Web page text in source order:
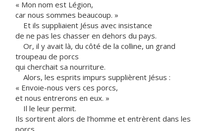
« Mon nom est Légion,
car nous sommes beaucoup. »
Et ils suppliaient Jésus avec insistance
de ne pas les chasser en dehors du pays.
Or, il y avait là, du côté de la colline, un grand
troupeau de porcs
qui cherchait sa nourriture.
Alors, les esprits impurs supplièrent Jésus :
« Envoie-nous vers ces porcs,
et nous entrerons en eux. »
Il le leur permit.
Ils sortirent alors de l’homme et entrèrent dans les
porcs.